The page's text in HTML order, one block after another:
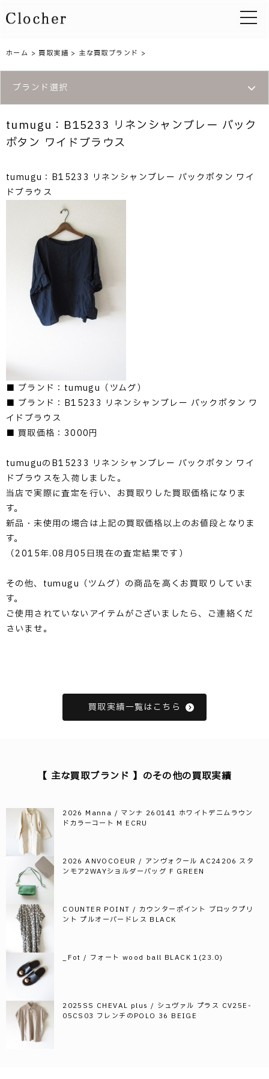
toggle
ホーム >買取実績 > 主な買取ブランド >
ブランド選択
tumugu：B15233 リネンシャンブレー バック
ボタン ワイドブラウス
tumugu：B15233 リネンシャンブレー バックボタン ワイ
ドブラウス
■ ブランド：tumugu（ツムグ）
■ ブランド：B15233 リネンシャンブレー バックボタン ワ
イドブラウス
■ 買取価格：3000円
tumuguのB15233 リネンシャンブレー バックボタン ワイ
ドブラウスを入荷しました。
当店で実際に査定を行い、お買取りした買取価格になりま
す。
新品・未使用の場合は上記の買取価格以上のお値段となりま
す。
（2015年.08月05日現在の査定結果です）
その他、tumugu（ツムグ）の商品を高くお買取りしていま
す。
ご使用されていないアイテムがございましたら、ご連絡くだ
さいませ。
買取実績一覧はこちら
【 主な買取ブランド 】のその他の買取実績
2026 Manna / マンナ 260141 ホワイトデニムラウン
ドカラーコート M ECRU
2026 ANVOCOEUR / アンヴォクール AC24206 スタ
ンモア2WAYショルダーバッグ F GREEN
COUNTER POINT / カウンターポイント ブロックプリ
ント プルオーバードレス BLACK
_Fot / フォート wood ball BLACK 1(23.0)
2025SS CHEVAL plus / シュヴァル プラス CV25E-
05CS03 フレンチのPOLO 36 BEIGE